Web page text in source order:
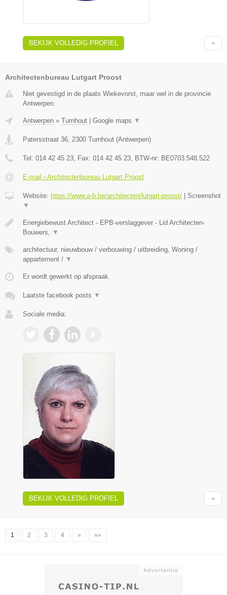
BEKIJK VOLLEDIG PROFIEL
Architectenbureau Lutgart Proost
Niet gevestigd in de plaats Wiekevorst, maar wel in de provincie
Antwerpen.
Antwerpen » Turnhout | Google maps ▼
Patersstraat 36 2300 Turnhout (Antwerpen)
Tel: 014 42 45 23 , Fax: 014 42 45 23 , BTW-nr: BE0703.548.522
E-mail › Architectenbureau Lutgart Proost
Website: https://www.a-b.be/architecten/lutgart-proost/ | Screenshot
▼
Energiebewust Architect - EPB-verslaggever - Lid Architecten-
Bouwers,
▼
architectuur, nieuwbouw / verbouwing / uitbreiding, Woning /
appartement / ▼
Er wordt gewerkt op afspraak.
Laatste facebook posts ▼
Sociale media:
BEKIJK VOLLEDIG PROFIEL
1 2 3 4 » »»